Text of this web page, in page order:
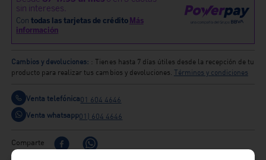
Cambios y devoluciones: : Tienes hasta 7 días útiles desde la recepción de tu
producto para realizar tus cambios y devoluciones. Términos y condiciones
Venta telefónica01 604 4646
Venta whatsapp01) 604 4646
Comparte